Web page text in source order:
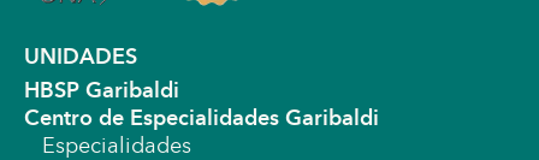
UNIDADES
HBSP Garibaldi
Centro de Especialidades Garibaldi
Especialidades